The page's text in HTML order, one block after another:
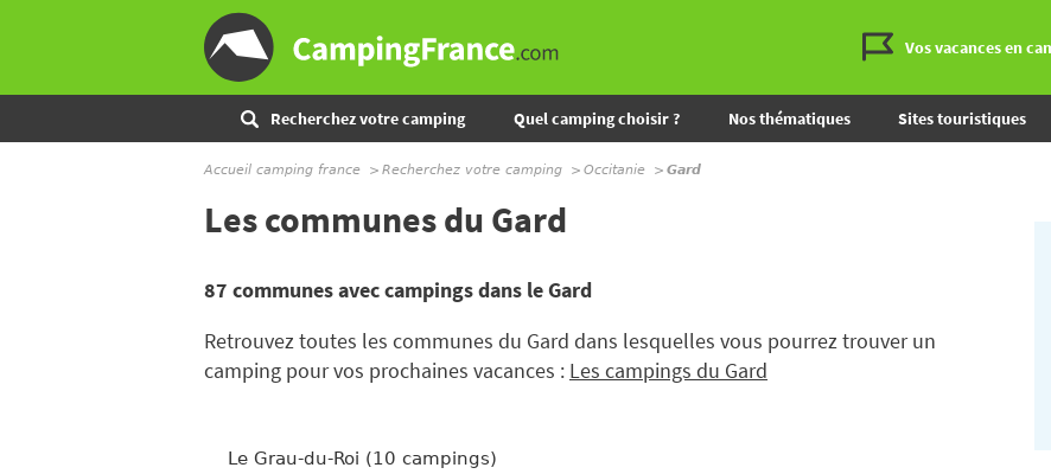
Vos vacances en
Recherchez votre camping Quel camping choisir ? Nos thématiques Sites touristiques
Accueil camping france Recherchez votre camping Occitanie Gard
Les communes du Gard
87 communes avec campings dans le Gard
Retrouvez toutes les communes du Gard dans lesquelles vous pourrez trouver un
camping pour vos prochaines vacances : Les campings du Gard
Le Grau-du-Roi (10 campings)